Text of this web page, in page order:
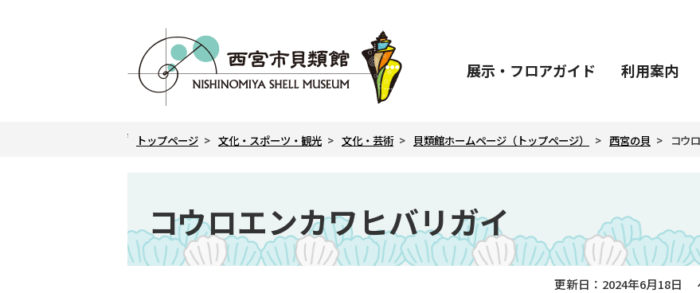
展示・ フロアガイド 利用案内
現 トップページ 文化・スポーツ・観光 文化・芸術 貝類館ホームページ（トップページ） 西宮の貝 コウ
こ
こ
か
コウロエンカワヒバリガイ
更新日：2024年6月18日